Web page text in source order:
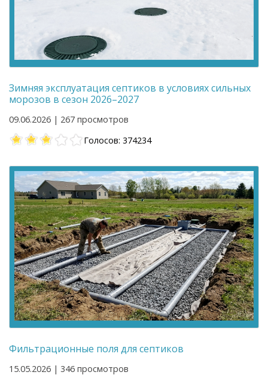
Зимняя эксплуатация септиков в условиях сильных
морозов в сезон 2026–2027
09.06.2026 | 267 просмотров
Голосов: 374234
Фильтрационные поля для септиков
15.05.2026 | 346 просмотров